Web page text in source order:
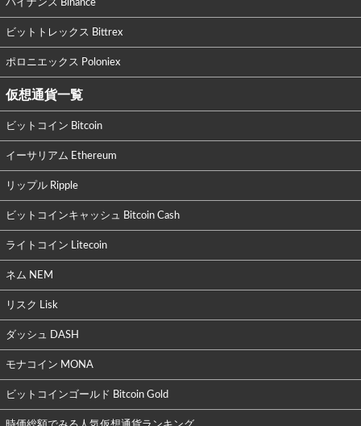
バイナンス Binance
ビットトレックス Bittrex
ポロニエックス Poloniex
仮想通貨一覧
ビットコイン Bitcoin
イーサリアム Ethereum
リップル Ripple
ビットコインキャッシュ Bitcoin Cash
ライトコイン Litecoin
ネム NEM
リスク Lisk
ダッシュ DASH
モナコイン MONA
ビットコインゴールド Bitcoin Gold